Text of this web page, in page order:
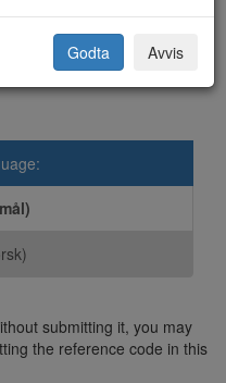
submitting it, you may
the reference code in this
Godta Avvis